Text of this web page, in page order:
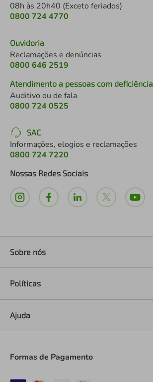
08h às 20h40 (Exceto feriados)
0800 724 4770
Ouvidoria
Reclamações e denúncias
0800 646 2519
Atendimento a pessoas com deficiência
Auditivo ou de fala
0800 724 0525
SAC
Informações, elogios e reclamações
0800 724 7220
Nossas Redes Sociais
Sobre nós
Políticas
Ajuda
Formas de Pagamento